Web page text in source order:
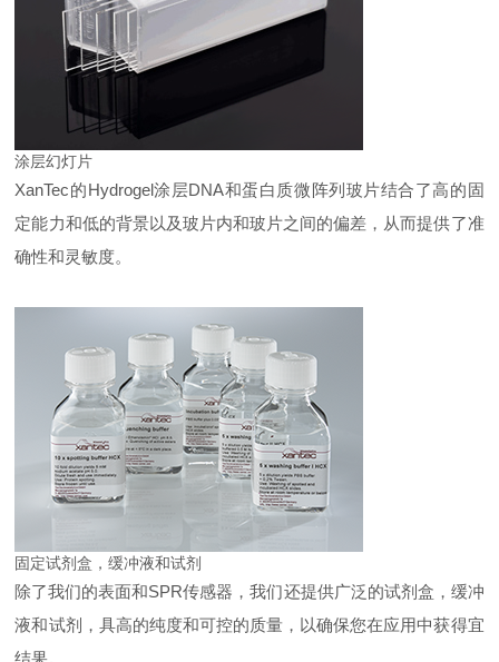
涂层幻灯片
XanTec的Hydrogel涂层DNA和蛋白质微阵列玻片结合了高的固
定能力和低的背景以及玻片内和玻片之间的偏差，从而提供了准
确性和灵敏度。
固定试剂盒，缓冲液和试剂
除了我们的表面和SPR传感器，我们还提供广泛的试剂盒，缓冲
液和试剂，具高的纯度和可控的质量， 以确保您在应用中获得宜
结果。